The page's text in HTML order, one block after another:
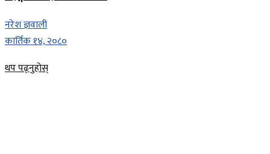
नरेश ज्ञवाली
कार्तिक १४, २०८०
थप पढ्नुहोस्Details